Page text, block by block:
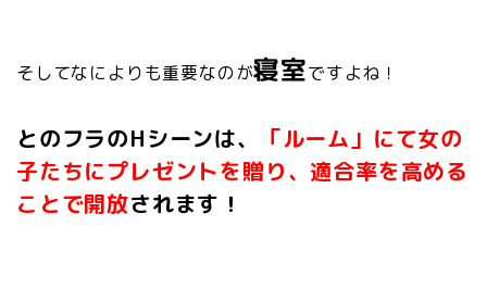
そしてなによりも重要なのが寝室ですよね！
とのフラのHシーンは、
「ルーム」にて女の
子たちにプレゼントを贈り、適合率を高める
ことで開放されます！